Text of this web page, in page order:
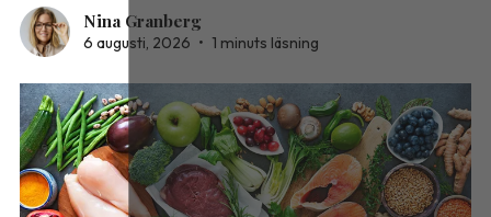
Nina Granberg
6 augusti, 2026 • 1 minuts läsning